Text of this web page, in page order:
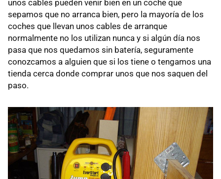
unos cables pueden venir bien en un coche que
sepamos que no arranca bien, pero la mayoría de los
coches que llevan unos cables de arranque
normalmente no los utilizan nunca y si algún día nos
pasa que nos quedamos sin batería, seguramente
conozcamos a alguien que si los tiene o tengamos una
tienda cerca donde comprar unos que nos saquen del
paso.